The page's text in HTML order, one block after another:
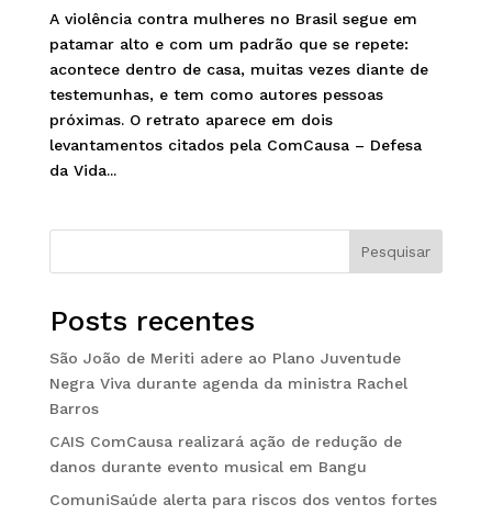
A violência contra mulheres no Brasil segue em
patamar alto e com um padrão que se repete:
acontece dentro de casa, muitas vezes diante de
testemunhas, e tem como autores pessoas
próximas. O retrato aparece em dois
levantamentos citados pela ComCausa – Defesa
da Vida...
Pesquisar
Posts recentes
São João de Meriti adere ao Plano Juventude
Negra Viva durante agenda da ministra Rachel
Barros
CAIS ComCausa realizará ação de redução de
danos durante evento musical em Bangu
ComuniSaúde alerta para riscos dos ventos fortes